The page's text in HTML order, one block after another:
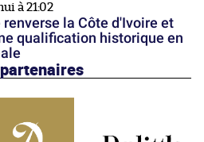
à 21:02
renverse la Côte d'Ivoire et
qualification historique en